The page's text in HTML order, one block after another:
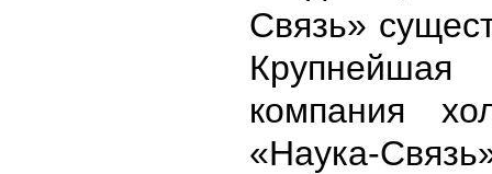
Связь»
Крупнейшая
компания
«Наука-